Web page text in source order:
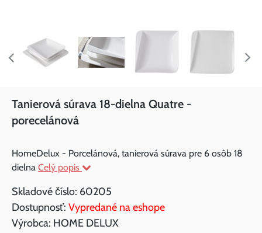
Tanierová súrava 18-dielna Quatre -
porecelánová
HomeDelux - Porcelánová, tanierová súrava pre 6 osôb 18
dielna Celý popis
Skladové číslo: 60205
Dostupnosť: Vypredané na eshope
Výrobca: HOME DELUX